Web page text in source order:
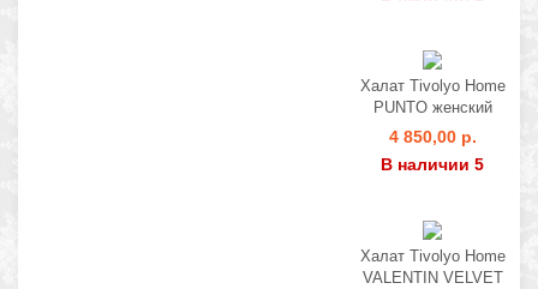
Халат Tivolyo Home
PUNTO женский
4 850,00 р.
В наличии 5
Халат Tivolyo Home
VALENTIN VELVET